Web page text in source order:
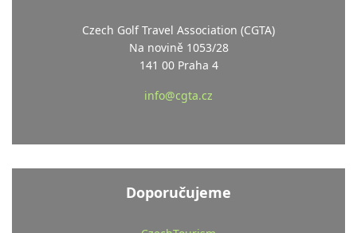
Czech Golf Travel Association (CGTA)
Na novině 1053/28
141 00 Praha 4
info@cgta.cz
Doporučujeme